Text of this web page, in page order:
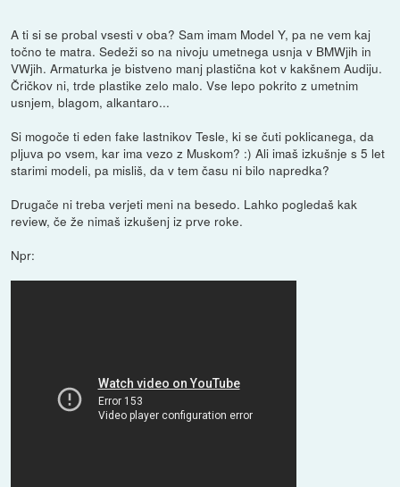
A ti si se probal vsesti v oba? Sam imam Model Y, pa ne vem kaj
točno te matra. Sedeži so na nivoju umetnega usnja v BMWjih in
VWjih. Armaturka je bistveno manj plastična kot v kakšnem Audiju.
Čričkov ni, trde plastike zelo malo. Vse lepo pokrito z umetnim
usnjem, blagom, alkantaro...
Si mogoče ti eden fake lastnikov Tesle, ki se čuti poklicanega, da
pljuva po vsem, kar ima vezo z Muskom? :) Ali imaš izkušnje s 5 let
starimi modeli, pa misliš, da v tem času ni bilo napredka?
Drugače ni treba verjeti meni na besedo. Lahko pogledaš kak
review, če že nimaš izkušenj iz prve roke.
Npr: